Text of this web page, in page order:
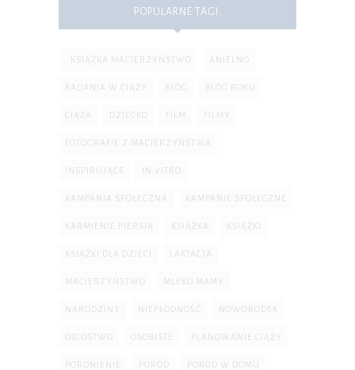
POPULARNE TAGI:
. KSIĄŻKA MACIERZYŃSTWO ANIELNO
BADANIA W CIĄŻY BLOG BLOG ROKU
CIĄŻA DZIECKO FILM FILMY
FOTOGRAFIE Z MACIERZYŃSTWA
INSPIRUJĄCE IN VITRO
KAMPANIA SPOŁECZNA KAMPANIE SPOŁECZNE
KARMIENIE PIERSIĄ KSIĄŻKA KSIĄŻKI
KSIĄŻKI DLA DZIECI LAKTACJA
MACIERZYŃSTWO MLEKO MAMY
NARODZINY NIEPŁODNOŚĆ NOWORODEK
OJCOSTWO OSOBISTE PLANOWANIE CIĄŻY
PORONIENIE PORÓD PORÓD W DOMU